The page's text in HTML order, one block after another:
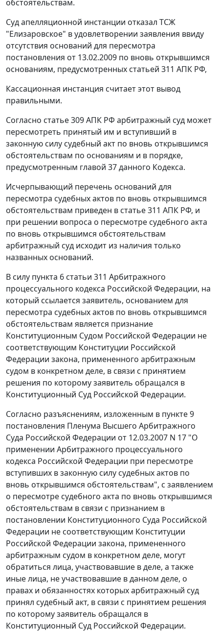
обстоятельствам.
Суд апелляционной инстанции отказал ТСЖ
"Елизаровское" в удовлетворении заявления ввиду
отсутствия оснований для пересмотра
постановления от 13.02.2009 по вновь открывшимся
основаниям, предусмотренных статьей 311 АПК РФ,
Кассационная инстанция считает этот вывод
правильными.
Согласно статье 309АПК РФ арбитражный суд может
пересмотреть принятый им и вступивший в
законную силу судебный акт по вновь открывшимся
обстоятельствам по основаниям и в порядке,
предусмотренным главой 37данного Кодекса.
Исчерпывающий перечень оснований для
пересмотра судебных актов по вновь открывшимся
обстоятельствам приведен в статье 311 АПК РФ, и
при решении вопроса о пересмотре судебного акта
по вновь открывшимся обстоятельствам
арбитражный суд исходит из наличия только
названных оснований.
В силу пункта 6 статьи 311 Арбитражного
процессуального кодекса Российской Федерации, на
который ссылается заявитель, основанием для
пересмотра судебных актов по вновь открывшимся
обстоятельствам является признание
Конституционным Судом Российской Федерации не
соответствующим Конституции Российской
Федерации закона, примененного арбитражным
судом в конкретном деле, в связи с принятием
решения по которому заявитель обращался в
Конституционный Суд Российской Федерации.
Согласно разъяснениям, изложенным в пункте 9
постановления Пленума Высшего Арбитражного
Суда Российской Федерации от 12.03.2007 N 17 "О
применении Арбитражного процессуального
кодекса Российской Федерации при пересмотре
вступивших в законную силу судебных актов по
вновь открывшимся обстоятельствам", с заявлением
о пересмотре судебного акта по вновь открывшимся
обстоятельствам в связи с признанием в
постановлении Конституционного Суда Российской
Федерации не соответствующим Конституции
Российской Федерации закона, примененного
арбитражным судом в конкретном деле, могут
обратиться лица, участвовавшие в деле, а также
иные лица, не участвовавшие в данном деле, о
правах и обязанностях которых арбитражный суд
принял судебный акт, в связи с принятием решения
по которому заявитель обращался в
Конституционный Суд Российской Федерации.